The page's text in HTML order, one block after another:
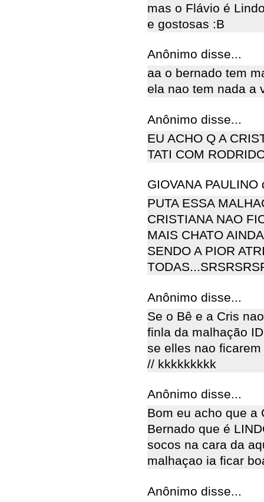
mas o Flávio é
e gostosas :B
Anônimo disse...
aa o bernado tem
ela nao tem nada a
Anônimo disse...
EU ACHO Q A
TATI COM
GIOVANA PAULINO
PUTA ESSA
CRISTIANA NAO
MAIS CHATO
SENDO A PIOR
Anônimo disse...
Se o Bê e a Cris
finla da malhação
se elles nao
// kkkkkkkkk
Anônimo disse...
Bom eu acho que a
Bernado que é
socos na cara da
malhaçao ia ficar
Anônimo disse...